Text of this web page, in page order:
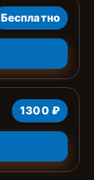
Бесплатно
1300 ₽